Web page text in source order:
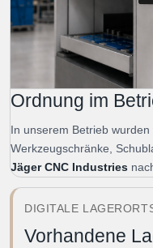
Ordnung im
In unserem Betrieb
Werkzeugschränke,
Jäger CNC Industries
DIGITALE
Vorhandene